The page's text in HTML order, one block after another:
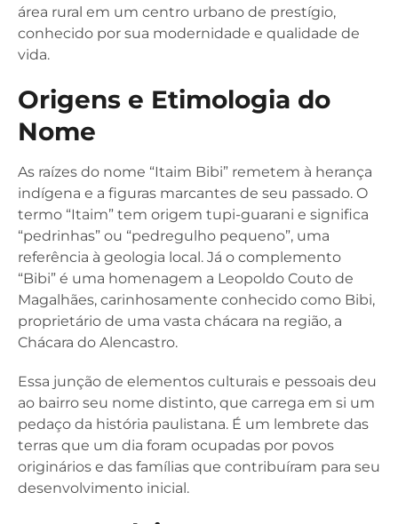
área rural em um centro urbano de prestígio,
conhecido por sua modernidade e qualidade de
vida.
Origens e Etimologia do
Nome
As raízes do nome “Itaim Bibi” remetem à herança
indígena e a figuras marcantes de seu passado. O
termo “Itaim” tem origem tupi-guarani e significa
“pedrinhas” ou “pedregulho pequeno”, uma
referência à geologia local. Já o complemento
“Bibi” é uma homenagem a Leopoldo Couto de
Magalhães, carinhosamente conhecido como Bibi,
proprietário de uma vasta chácara na região, a
Chácara do Alencastro.
Essa junção de elementos culturais e pessoais deu
ao bairro seu nome distinto, que carrega em si um
pedaço da história paulistana. É um lembrete das
terras que um dia foram ocupadas por povos
originários e das famílias que contribuíram para seu
desenvolvimento inicial.